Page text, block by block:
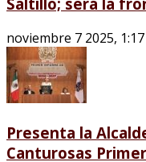
noviembre 7 2025,
Presenta la
Canturosas